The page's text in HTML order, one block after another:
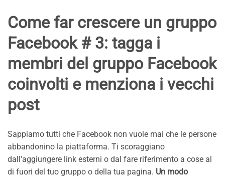
Come far crescere un gruppo
Facebook # 3: tagga i
membri del gruppo Facebook
coinvolti e menziona i vecchi
post
Sappiamo tutti che Facebook non vuole mai che le persone
abbandonino la piattaforma. Ti scoraggiano
dall'aggiungere link esterni o dal fare riferimento a cose al
di fuori del tuo gruppo o della tua pagina. Un modo